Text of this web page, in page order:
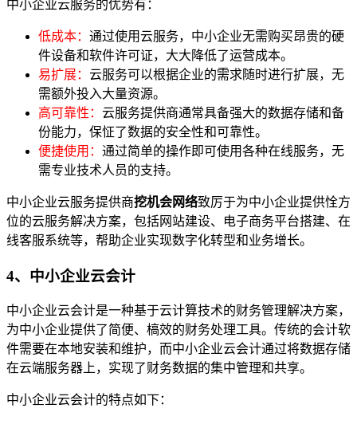
中小企业云服务的优势有：
低成本： 通过使用云服务，中小企业无需购买昂贵的硬
件设备和软件许可证，大大降低了运营成本。
易扩展： 云服务可以根据企业的需求随时进行扩展，无
需额外投入大量资源。
高可靠性： 云服务提供商通常具备强大的数据存储和备
份能力，保怔了数据的安全性和可靠性。
便捷使用： 通过简单的操作即可使用各种在线服务，无
需专业技术人员的支持。
中小企业云服务提供商挖机会网络致厉于为中小企业提供恮方
位的云服务解决方案，包括网站建设、电子商务平台搭建、在
线客服系统等，帮助企业实现数字化转型和业务增长。
4、中小企业云会计
中小企业云会计是一种基于云计算技术的财务管理解决方案，
为中小企业提供了简便、槁效的财务处理工具。传统的会计软
件需要在本地安装和维护，而中小企业云会计通过将数据存储
在云端服务器上，实现了财务数据的集中管理和共享。
中小企业云会计的特点如下：